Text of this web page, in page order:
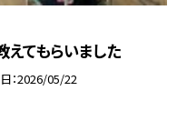
えてもらいました
2026/05/22